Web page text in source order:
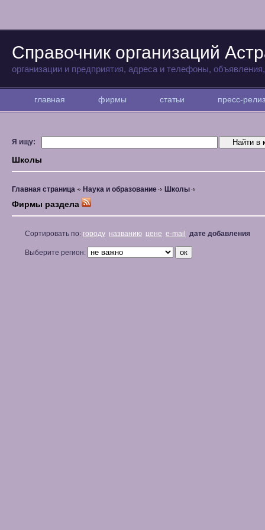
Справочник организаций
организации и предприятия, адреса и телефоны,
главная фирмы статьи пресс-
Я ищу:
Школы
Главная страница Наука и образование Школы
Фирмы раздела
Сортировать по: городу названию цене e-mail дате добавления
Выберите регион: